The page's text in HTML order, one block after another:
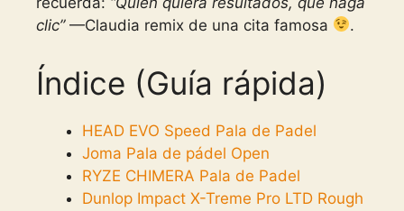
clic”—Claudia remix de una cita famosa .
Índice (Guía rápida)
HEAD EVO Speed Pala de Padel
Joma Pala de pádel Open
RYZE CHIMERA Pala de Padel
Dunlop Impact X-Treme Pro LTD Rough